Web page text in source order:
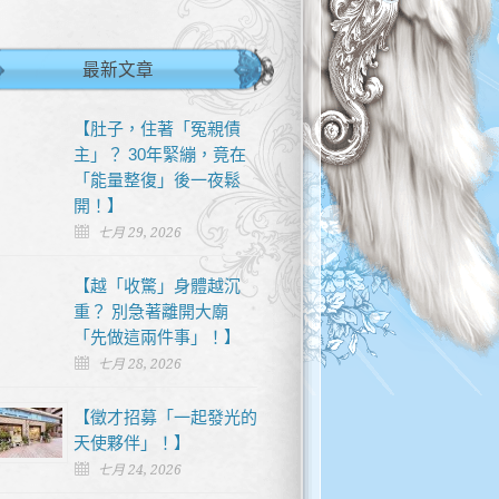
最新文章
【肚子，住著「冤親債
主」？ 30年緊繃，竟在
「能量整復」後一夜鬆
開！】
七月 29, 2026
【越「收驚」身體越沉
重？ 別急著離開大廟
「先做這兩件事」！】
七月 28, 2026
【徵才招募「一起發光的
天使夥伴」！】
七月 24, 2026